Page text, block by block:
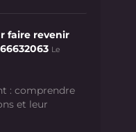
faire revenir
Le
: comprendre
et leur